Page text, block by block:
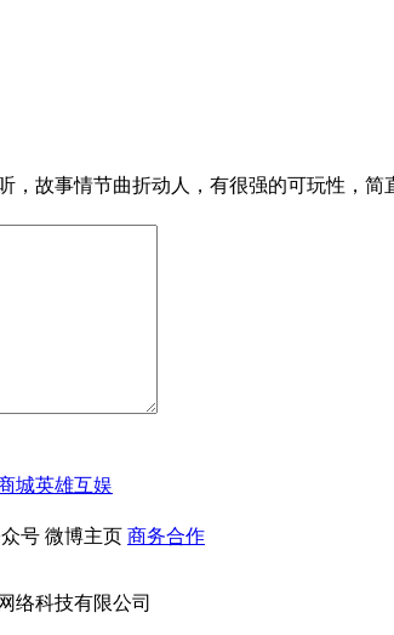
，故事情节曲折动人，有很强的可玩性，简
城英雄互娱
号 微博主页 商务合作
络科技有限公司